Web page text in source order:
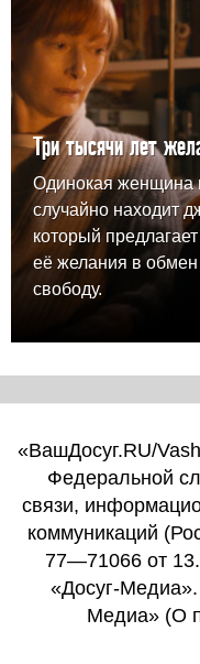
Три тысячи лет
Одинокая женщина
случайно находит
который
её желания в
свободу.
«ВашДосуг.RU/
Федеральной
связи,
коммуникаций
77—71066 от
«Досуг-
Медиа» (О